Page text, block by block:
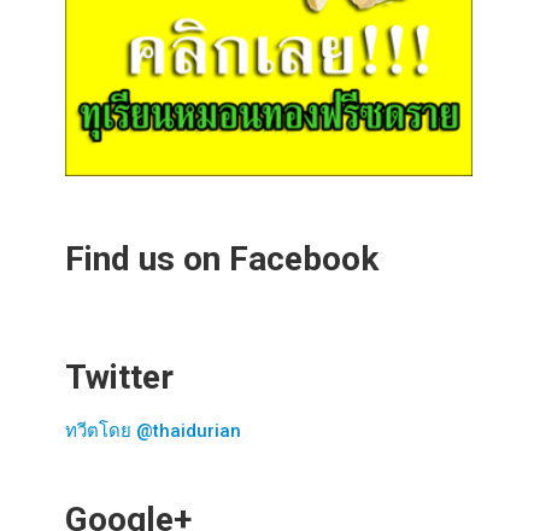
Find us on Facebook
Twitter
ทวีตโดย @thaidurian
Google+